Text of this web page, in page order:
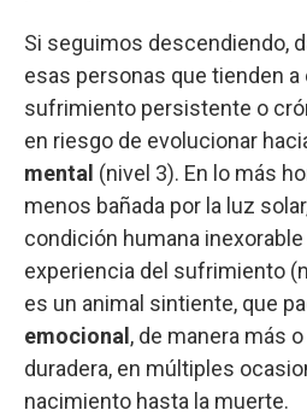
Si seguimos descendiendo,
esas personas que tienden
sufrimiento persistente o
en riesgo de evolucionar
mental (nivel 3). En lo más
menos bañada por la luz
condición humana inexorable
experiencia del sufrimiento
es un animal sintiente, que
emocional , de manera más
duradera, en múltiples
nacimiento hasta la muerte.